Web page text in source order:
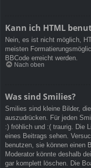
Kann ich HTML
Nein, es ist nicht möglich,
meisten
BBCode erreicht werden.
Nach oben
Was sind Smilies?
Smilies sind kleine Bilder,
auszudrücken. Für jeden
:) fröhlich und :( traurig. Die
eines Beitrags sehen.
benutzen, sie können einen
Moderator könnte deshalb
gar komplett löschen. Die